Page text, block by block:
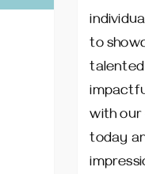
to
with our
today